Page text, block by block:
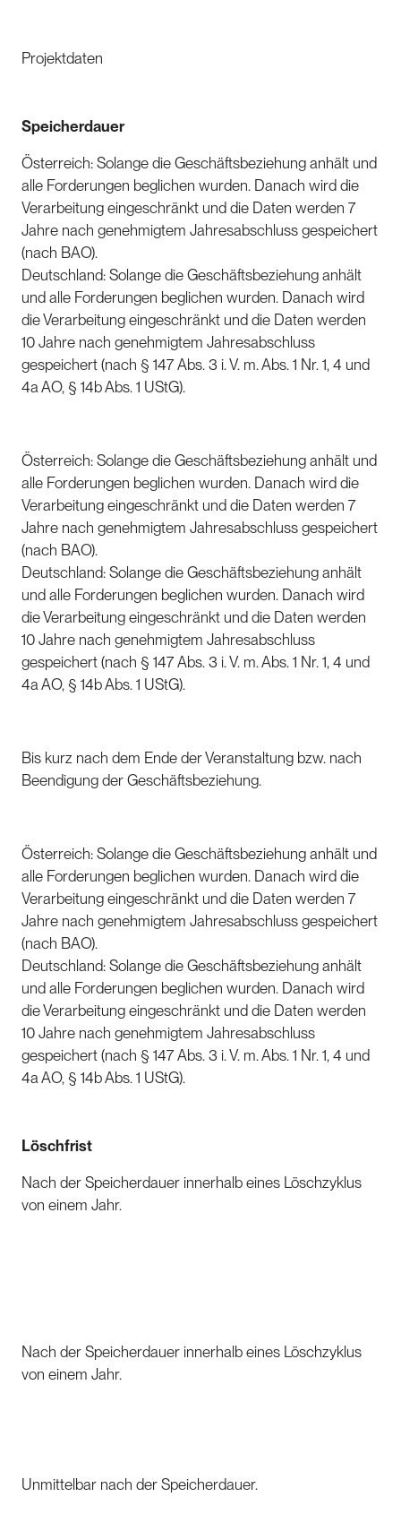
Projektdaten
Speicherdauer
Österreich: Solange die Geschäftsbeziehung anhält und
alle Forderungen beglichen wurden. Danach wird die
Verarbeitung eingeschränkt und die Daten werden 7
Jahre nach genehmigtem Jahresabschluss gespeichert
(nach BAO).
Deutschland: Solange die Geschäftsbeziehung anhält
und alle Forderungen beglichen wurden. Danach wird
die Verarbeitung eingeschränkt und die Daten werden
10 Jahre nach genehmigtem Jahresabschluss
gespeichert (nach § 147 Abs. 3 i. V. m. Abs. 1 Nr. 1, 4 und
4a AO, § 14b Abs. 1 UStG).
Österreich: Solange die Geschäftsbeziehung anhält und
alle Forderungen beglichen wurden. Danach wird die
Verarbeitung eingeschränkt und die Daten werden 7
Jahre nach genehmigtem Jahresabschluss gespeichert
(nach BAO).
Deutschland: Solange die Geschäftsbeziehung anhält
und alle Forderungen beglichen wurden. Danach wird
die Verarbeitung eingeschränkt und die Daten werden
10 Jahre nach genehmigtem Jahresabschluss
gespeichert (nach § 147 Abs. 3 i. V. m. Abs. 1 Nr. 1, 4 und
4a AO, § 14b Abs. 1 UStG).
Bis kurz nach dem Ende der Veranstaltung bzw. nach
Beendigung der Geschäftsbeziehung.
Österreich: Solange die Geschäftsbeziehung anhält und
alle Forderungen beglichen wurden. Danach wird die
Verarbeitung eingeschränkt und die Daten werden 7
Jahre nach genehmigtem Jahresabschluss gespeichert
(nach BAO).
Deutschland: Solange die Geschäftsbeziehung anhält
und alle Forderungen beglichen wurden. Danach wird
die Verarbeitung eingeschränkt und die Daten werden
10 Jahre nach genehmigtem Jahresabschluss
gespeichert (nach § 147 Abs. 3 i. V. m. Abs. 1 Nr. 1, 4 und
4a AO, § 14b Abs. 1 UStG).
Löschfrist
Nach der Speicherdauer innerhalb eines Löschzyklus
von einem Jahr.
Nach der Speicherdauer innerhalb eines Löschzyklus
von einem Jahr.
Unmittelbar nach der Speicherdauer.